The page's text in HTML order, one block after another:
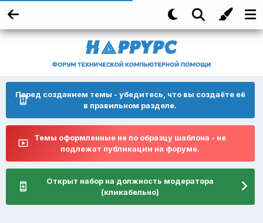
Перед созданием темы - убедитесь, что вы создаёте её
в правильном разделе.
Темы оформленные не по образцу шаблона - не
подлежат публикации на форуме.
Открыт набор на должность модератора
(кликабельно)